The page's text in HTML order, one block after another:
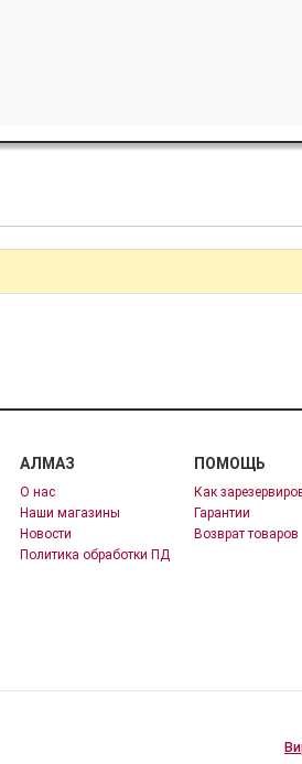
АЛМАЗ
О нас
Наши магазины
Новости
Политика обработки ПД
ПОМОЩЬ
Как
Гарантии
Возврат товаров